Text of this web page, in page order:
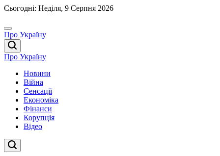
Перейти
вмісту
Сьогодні: Неділя, 9 Серпня 2026
Про Україну
Про Україну
Новини
Війна
Сенсації
Економіка
Фінанси
Корупція
Відео